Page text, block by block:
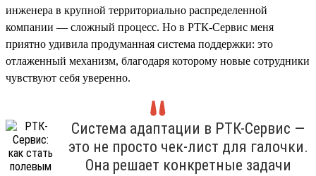
инженера в крупной территориально распределенной
компании — сложный процесс. Но в РТК-Сервис меня
приятно удивила продуманная система поддержки: это
отлаженный механизм, благодаря которому новые сотрудники
чувствуют себя уверенно.
Система адаптации в РТК-Сервис —
это не просто чек-лист для галочки.
Она решает конкретные задачи